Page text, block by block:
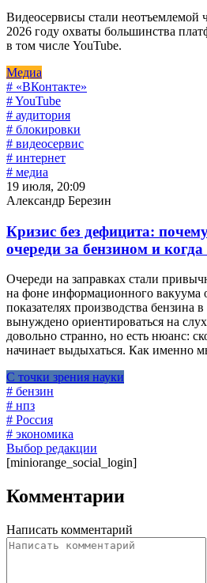
Видеосервисы стали неотъемлемой
2026 году охваты большинства
в том числе YouTube.
Медиа
# «ВКонтакте»
# YouTube
# аудитория
# блокировки
# видеосервис
# интернет
# медиа
19 июля, 20:09
Александр Березин
Кризис без дефицита:
очереди за бензином и
Очереди на заправках стали
на фоне информационного вакуума
показателях производства бензина
вынуждено ориентироваться на
довольно странно, но есть нюанс:
начинает выдыхаться. Как именно
С точки зрения науки
# бензин
# нпз
# Россия
# экономика
Выбор редакции
[miniorange_social_login]
Комментарии
Написать комментарий